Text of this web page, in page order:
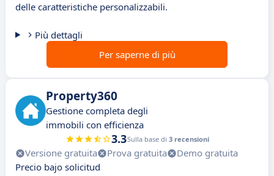
delle caratteristiche personalizzabili.
Più dettagli
Per saperne di più
Property360
Gestione completa degli
immobili con efficienza
3.3Sulla base di 3 recensioni
Versione gratuita Prova gratuita
Demo gratuita
Precio bajo solicitud